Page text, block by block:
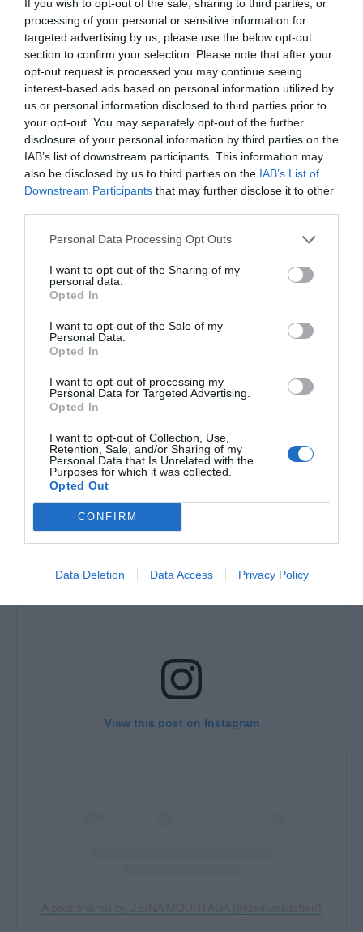
If you wish to opt-out of the sale, sharing to third parties, or
processing of your personal or sensitive information for
targeted advertising by us, please use the below opt-out
section to confirm your selection. Please note that after your
opt-out request is processed you may continue seeing
interest-based ads based on personal information utilized by
us or personal information disclosed to third parties prior to
your opt-out. You may separately opt-out of the further
disclosure of your personal information by third parties on the
IAB’s list of downstream participants. This information may
also be disclosed by us to third parties on the IAB’s List of
Downstream Participants that may further disclose it to other
Personal Data Processing Opt Outs
I want to opt-out of the Sharing of my
personal data.
Opted In
I want to opt-out of the Sale of my
Personal Data.
Opted In
I want to opt-out of processing my
Personal Data for Targeted Advertising.
Opted In
I want to opt-out of Collection, Use,
Retention, Sale, and/or Sharing of my
Personal Data that Is Unrelated with the
Purposes for which it was collected.
Opted Out
CONFIRM
Data Deletion Data Access Privacy Policy
View this post on Instagram